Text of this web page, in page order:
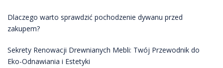
Dlaczego warto sprawdzić pochodzenie dywanu przed
zakupem?
Sekrety Renowacji Drewnianych Mebli: Twój Przewodnik do
Eko-Odnawiania i Estetyki